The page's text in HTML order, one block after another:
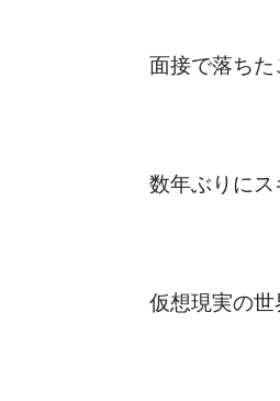
面接で落ちた
数年ぶりにス
仮想現実の世